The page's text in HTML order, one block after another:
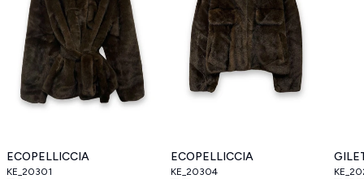
ECOPELLICCIA
KE_20301
ECOPELLICCIA
KE_20304